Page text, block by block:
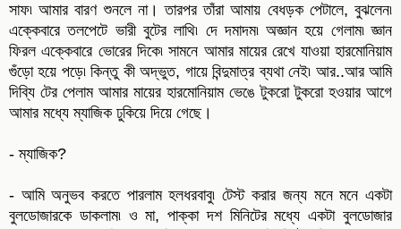
সাফ৷ আমার বারণ শুনলে না। তারপর তাঁরা আমায় বেধড়ক পেটালে, বুঝলেন৷
এক্কেবারে তলপেটে ভারী বুটের লাথি৷ দে দমাদম৷ অজ্ঞান হয়ে গেলাম৷ জ্ঞান
ফিরল এক্কেবারে ভোরের দিকে৷ সামনে আমার মায়ের রেখে যাওয়া হারমোনিয়াম
গুঁড়ো হয়ে পড়ে৷ কিন্তু কী অদ্ভুত, গায়ে বিন্দুমাত্র ব্যথা নেই৷ আর..আর আমি
দিব্যি টের পেলাম আমার মায়ের হারমোনিয়াম ভেঙে টুকরো টুকরো হওয়ার আগে
আমার মধ্যে ম্যাজিক ঢুকিয়ে দিয়ে গেছে।
- ম্যাজিক?
- আমি অনুভব করতে পারলাম হলধরবাবু৷ টেস্ট করার জন্য মনে মনে একটা
বুলডোজারকে ডাকলাম৷ ও মা, পাক্কা দশ মিনিটের মধ্যে একটা বুলডোজার